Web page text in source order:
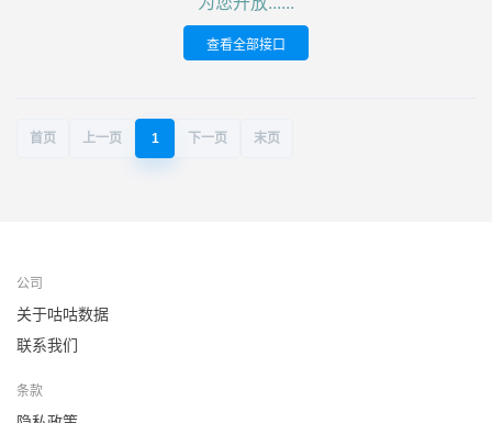
查看全部接口
首页 上一页 1 下一页 末页
公司
关于咕咕数据
联系我们
条款